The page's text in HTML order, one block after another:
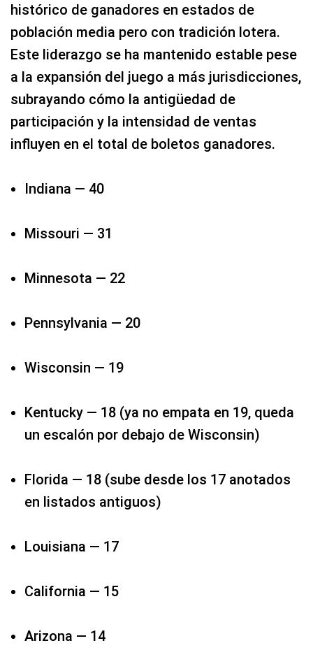
histórico de ganadores en estados de
población media pero con tradición lotera.
Este liderazgo se ha mantenido estable pese
a la expansión del juego a más jurisdicciones,
subrayando cómo la antigüedad de
participación y la intensidad de ventas
influyen en el total de boletos ganadores.
Indiana — 40
Missouri — 31​
Minnesota — 22​
Pennsylvania — 20​
Wisconsin — 19​
Kentucky — 18 (ya no empata en 19, queda
un escalón por debajo de Wisconsin)​
Florida — 18​ (sube desde los 17 anotados
en listados antiguos)​
Louisiana — 17​
California — 15
Arizona — 14